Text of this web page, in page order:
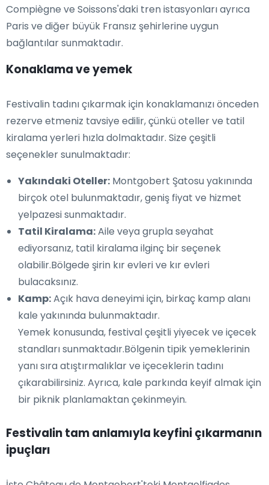
Compiègne ve Soissons'daki tren istasyonları ayrıca
Paris ve diğer büyük Fransız şehirlerine uygun
bağlantılar sunmaktadır.
Konaklama ve yemek
Festivalin tadını çıkarmak için konaklamanızı önceden
rezerve etmeniz tavsiye edilir, çünkü oteller ve tatil
kiralama yerleri hızla dolmaktadır. Size çeşitli
seçenekler sunulmaktadır:
Yakındaki Oteller: Montgobert Şatosu yakınında
birçok otel bulunmaktadır, geniş fiyat ve hizmet
yelpazesi sunmaktadır.
Tatil Kiralama:Aile veya grupla seyahat
ediyorsanız, tatil kiralama ilginç bir seçenek
olabilir.Bölgede şirin kır evleri ve kır evleri
bulacaksınız.
Kamp:Açık hava deneyimi için, birkaç kamp alanı
kale yakınında bulunmaktadır.
Yemek konusunda, festival çeşitli yiyecek ve içecek
standları sunmaktadır.Bölgenin tipik yemeklerinin
yanı sıra atıştırmalıklar ve içeceklerin tadını
çıkarabilirsiniz. Ayrıca, kale parkında keyif almak için
bir piknik planlamaktan çekinmeyin.
Festivalin tam anlamıyla keyfini çıkarmanın
ipuçları